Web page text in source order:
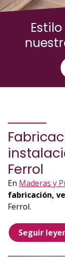
Ferrol
En Maderas y
fabricación,
Ferrol.
Hacemos
aprovechar el
Seguir